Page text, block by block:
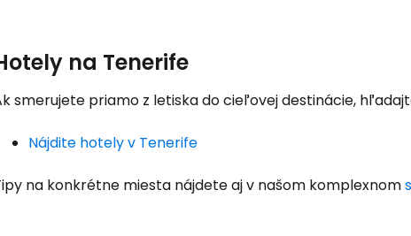
na Tenerife
smerujete priamo z letiska do cieľovej destinácie,
Nájdite hotely v Tenerife
na konkrétne miesta nájdete aj v našom komplexnom